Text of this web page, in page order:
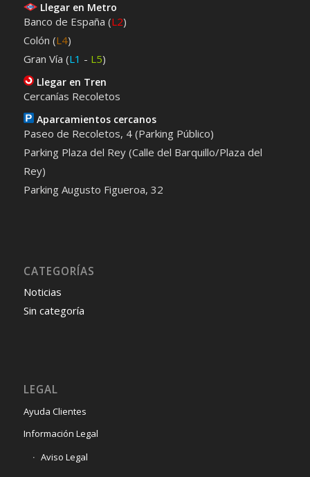
Llegar en Metro
Banco de España (L2)
Colón (L4)
Gran Vía (L1 - L5)
Llegar en Tren
Cercanías Recoletos
Aparcamientos cercanos
Paseo de Recoletos, 4 (Parking Público)
Parking Plaza del Rey (Calle del Barquillo/Plaza del
Rey)
Parking Augusto Figueroa, 32
CATEGORÍAS
Noticias
Sin categoría
LEGAL
Ayuda Clientes
Información Legal
Aviso Legal